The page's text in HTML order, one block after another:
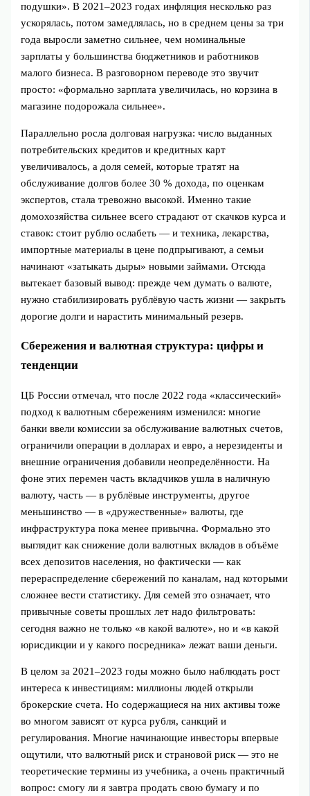
подушки». В 2021–2023 годах инфляция несколько раз
ускорялась, потом замедлялась, но в среднем цены за три
года выросли заметно сильнее, чем номинальные
зарплаты у большинства бюджетников и работников
малого бизнеса. В разговорном переводе это звучит
просто: «формально зарплата увеличилась, но корзина в
магазине подорожала сильнее».
Параллельно росла долговая нагрузка: число выданных
потребительских кредитов и кредитных карт
увеличивалось, а доля семей, которые тратят на
обслуживание долгов более 30 % дохода, по оценкам
экспертов, стала тревожно высокой. Именно такие
домохозяйства сильнее всего страдают от скачков курса и
ставок: стоит рублю ослабеть — и техника, лекарства,
импортные материалы в цене подпрыгивают, а семьи
начинают «затыкать дыры» новыми займами. Отсюда
вытекает базовый вывод: прежде чем думать о валюте,
нужно стабилизировать рублёвую часть жизни — закрыть
дорогие долги и нарастить минимальный резерв.
Сбережения и валютная структура: цифры и
тенденции
ЦБ России отмечал, что после 2022 года «классический»
подход к валютным сбережениям изменился: многие
банки ввели комиссии за обслуживание валютных счетов,
ограничили операции в долларах и евро, а нерезиденты и
внешние ограничения добавили неопределённости. На
фоне этих перемен часть вкладчиков ушла в наличную
валюту, часть — в рублёвые инструменты, другое
меньшинство — в «дружественные» валюты, где
инфраструктура пока менее привычна. Формально это
выглядит как снижение доли валютных вкладов в объёме
всех депозитов населения, но фактически — как
перераспределение сбережений по каналам, над которыми
сложнее вести статистику. Для семей это означает, что
привычные советы прошлых лет надо фильтровать:
сегодня важно не только «в какой валюте», но и «в какой
юрисдикции и у какого посредника» лежат ваши деньги.
В целом за 2021–2023 годы можно было наблюдать рост
интереса к инвестициям: миллионы людей открыли
брокерские счета. Но содержащиеся на них активы тоже
во многом зависят от курса рубля, санкций и
регулирования. Многие начинающие инвесторы впервые
ощутили, что валютный риск и страновой риск — это не
теоретические термины из учебника, а очень практичный
вопрос: смогу ли я завтра продать свою бумагу и по